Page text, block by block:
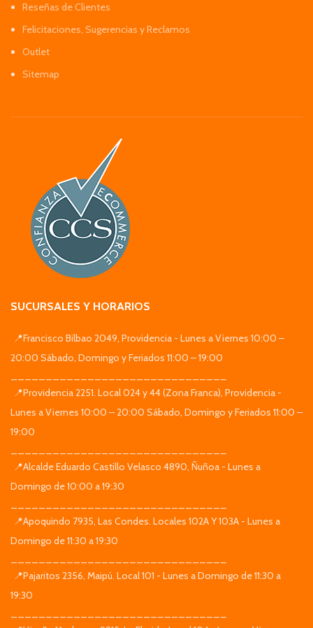
Reseñas de Clientes
Felicitaciones, Sugerencias y Reclamos
Outlet
Sitemap
SUCURSALES Y HORARIOS
📍Francisco Bilbao 2049, Providencia - Lunes a Viernes 10:00 –
20:00 Sábado, Domingo y Feriados 11:00 – 19:00
📍Providencia 2251. Local 024 y 44 (Zona Franca), Providencia -
Lunes a Viernes 10:00 – 20:00 Sábado, Domingo y Feriados 11:00 –
19:00
📍Alcalde Eduardo Castillo Velasco 4890, Ñuñoa - Lunes a
Domingo de 10:00 a 19:30
📍Apoquindo 7935, Las Condes. Locales 102A Y 103A - Lunes a
Domingo de 11:30 a 19:30
📍Pajaritos 2356, Maipú. Local 101 - Lunes a Domingo de 11:30 a
19:30